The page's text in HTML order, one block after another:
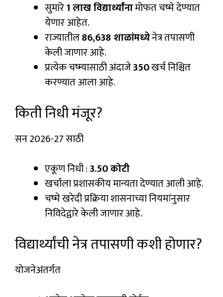
सुमारे1 लाख विद्यार्थ्यांनामोफत चष्मे देण्यात
येणार आहेत.
राज्यातील86,638 शाळांमध्येनेत्र तपासणी
केली जाणार आहे.
प्रत्येक चष्म्यासाठी अंदाजे₹350खर्च निश्चित
करण्यात आला आहे.
किती निधी मंजूर?
सन 2026-27 साठी
एकूण निधी :₹3.50 कोटी
खर्चाला प्रशासकीय मान्यता देण्यात आली आहे.
चष्मे खरेदी प्रक्रिया शासनाच्या नियमांनुसार
निविदेद्वारे केली जाणार आहे.
विद्यार्थ्यांची नेत्र तपासणी कशी होणार?
योजनेअंतर्गत